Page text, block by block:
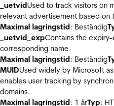
_uetvidUsed to track visitors on
relevant advertisement based on
Maximal lagringstid: Beständig
_uetvid_expContains the
corresponding name.
Maximal lagringstid: Beständig
MUIDUsed widely by Microsoft
enables user tracking by
domains.
Maximal lagringstid: 1 årTyp: